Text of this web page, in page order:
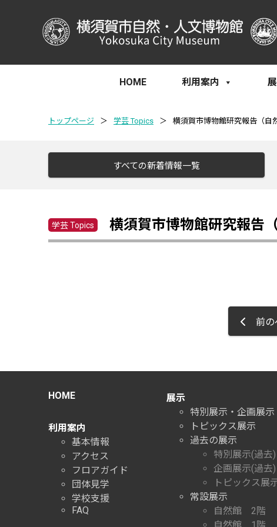
HOME 利用案内
トップページ ＞ 学芸 Topics ＞ 横須賀市博物館研究報告（自
すべての新着情報一覧
学芸 Topics 横須賀市博物館研究報告
前の
HOME
利用案内
基本情報
アクセス
フロアガイド
団体見学
学校支援
FAQ
展示
特別展示・企画展示
トピックス展示
過去の展示
特別展示(過去)
企画展示(過去)
トピックス展
常設展示
自然館 2階